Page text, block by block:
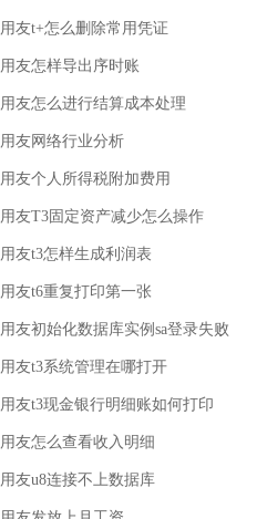
用友t+怎么删除常用凭证
用友怎样导出序时账
用友怎么进行结算成本处理
用友网络行业分析
用友个人所得税附加费用
用友T3固定资产减少怎么操作
用友t3怎样生成利润表
用友t6重复打印第一张
用友初始化数据库实例sa登录失败
用友t3系统管理在哪打开
用友t3现金银行明细账如何打印
用友怎么查看收入明细
用友u8连接不上数据库